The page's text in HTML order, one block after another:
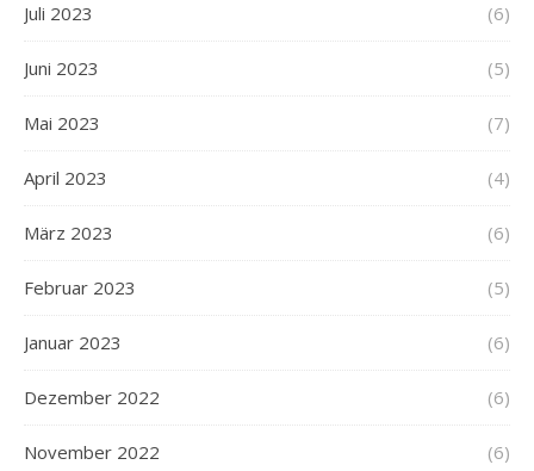
Juli 2023 (6)
Juni 2023 (5)
Mai 2023 (7)
April 2023 (4)
März 2023 (6)
Februar 2023 (5)
Januar 2023 (6)
Dezember 2022 (6)
November 2022 (6)